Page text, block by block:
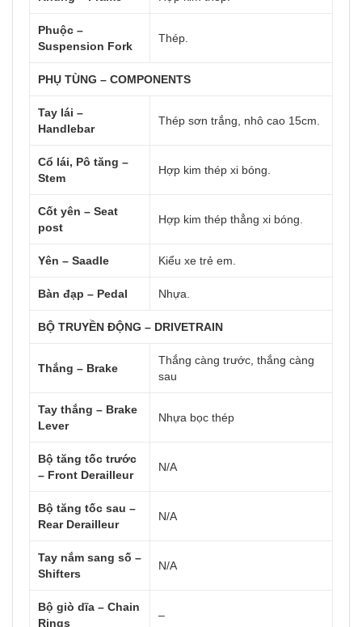
Phuộc –
Suspension Fork
Thép.
PHỤ TÙNG – COMPONENTS
Tay lái –
Handlebar
Thép sơn trắng, nhô cao 15cm.
Cổ lái, Pô tăng –
Stem
Hợp kim thép xi bóng.
Cốt yên – Seat
post
Hợp kim thép thẳng xi bóng.
Yên – Saadle Kiểu xe trẻ em.
Bàn đạp – Pedal Nhựa.
BỘ TRUYỀN ĐỘNG – DRIVETRAIN
Thắng – Brake
Thắng càng trước, thắng càng
sau
Tay thắng – Brake
Lever
Nhựa bọc thép
Bộ tăng tốc trước
– Front Derailleur
N/A
Bộ tăng tốc sau –
Rear Derailleur
N/A
Tay nắm sang số –
Shifters
N/A
Bộ giò dĩa – Chain
Rings
–